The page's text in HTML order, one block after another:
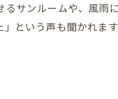
サンルームや、風雨
という声も聞かれま